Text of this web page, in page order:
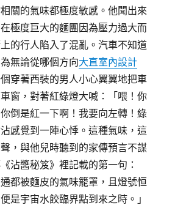
關的氣味都極度敏感。他聞出來
極度巨大的麵團因為壓力過大而
的行人陷入了混亂。汽車不知道
無論從哪個方向大直室內設計
穿著西裝的男人小心翼翼地把車
窗，對著紅綠燈大喊：「喂！你
倒是紅一下啊！我要向左轉！綠
感覺到一陣心悸。這種氣味，這
，與他兒時聽到的家傳預言不謀
沾醬秘笈》裡記載的第一句：
通都被麵皮的氣味籠罩，且燈號恒
是宇宙水餃臨界點到來之時。」